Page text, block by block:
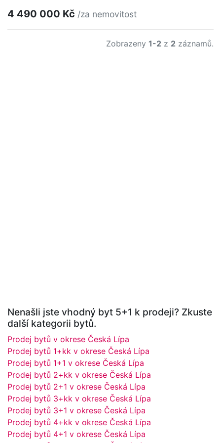
4 490 000 Kč /za nemovitost
Zobrazeny 1-2 z 2 záznamů.
Nenašli jste vhodný byt 5+1 k prodeji? Zkuste
další kategorii bytů.
Prodej bytů v okrese Česká Lípa
Prodej bytů 1+kk v okrese Česká Lípa
Prodej bytů 1+1 v okrese Česká Lípa
Prodej bytů 2+kk v okrese Česká Lípa
Prodej bytů 2+1 v okrese Česká Lípa
Prodej bytů 3+kk v okrese Česká Lípa
Prodej bytů 3+1 v okrese Česká Lípa
Prodej bytů 4+kk v okrese Česká Lípa
Prodej bytů 4+1 v okrese Česká Lípa